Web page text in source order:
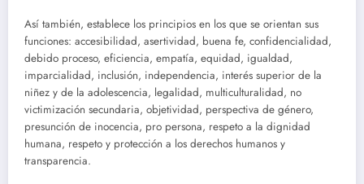
Así también, establece los principios en los que se orientan sus
funciones: accesibilidad, asertividad, buena fe, confidencialidad,
debido proceso, eficiencia, empatía, equidad, igualdad,
imparcialidad, inclusión, independencia, interés superior de la
niñez y de la adolescencia, legalidad, multiculturalidad, no
victimización secundaria, objetividad, perspectiva de género,
presunción de inocencia, pro persona, respeto a la dignidad
humana, respeto y protección a los derechos humanos y
transparencia.